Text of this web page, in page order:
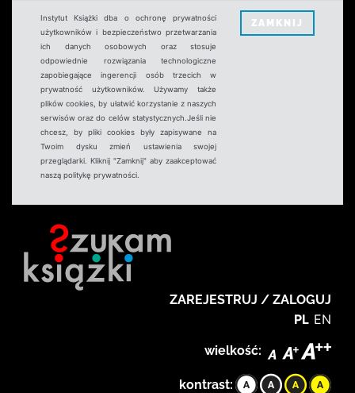
Instytut Książki dba o ochronę prywatności
użytkowników i bezpieczeństwo przetwarzania
ich danych osobowych oraz stosuje
odpowiednie rozwiązania technologiczne
zapobiegające ingerencji osób trzecich w
prywatność użytkowników. Używamy także
plików cookies, by ułatwić korzystanie z naszych
serwisów oraz do celów statystycznych.Jeśli nie
chcesz, by pliki cookies były zapisywane na
Twoim dysku zmień ustawienia swojej
przeglądarki. Kliknij "Zamknij" aby zaakceptować
naszą politykę prywatności.
ZAMKNIJ
ZAREJESTRUJ / ZALOGUJ
PL EN
wielkość:
kontrast: